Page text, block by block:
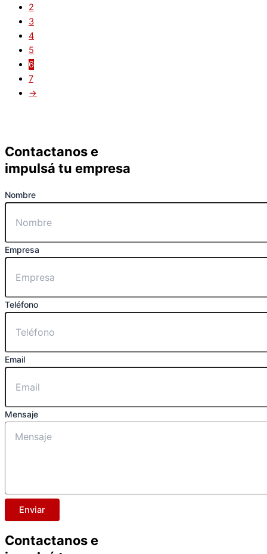
2
3
4
5
6
7
→
Contactanose
impulsá tu empresa
Nombre
Empresa
Teléfono
Email
Mensaje
Enviar
Contactanose